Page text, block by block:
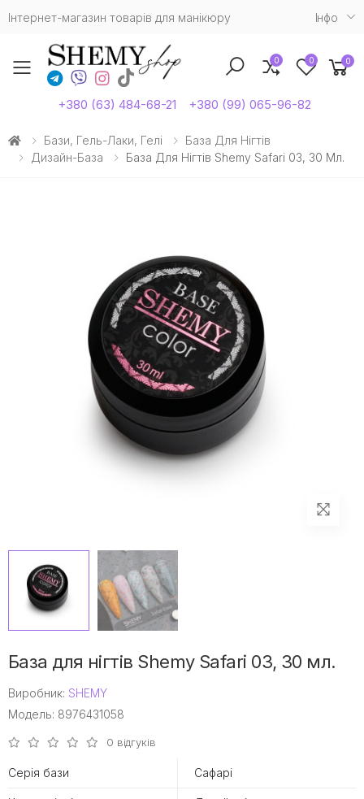
Інтернет-магазин товарів для манікюру Iнфо
Toggle mobile menu
+380 (63) 484-68-21 +380 (99) 065-96-82
0 0 0
Бази, Гель-Лаки, Гелі
База Для Нігтів
Дизайн-База
База Для Нігтів Shemy Safari 03, 30 Мл.
База для нігтів Shemy Safari 03, 30 мл.
Виробник: SHEMY
Модель: 8976431058
0 відгуків
Серія бази Сафарі